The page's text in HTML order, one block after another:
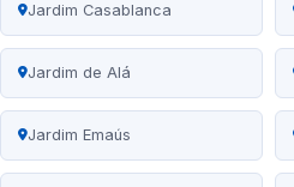
Jardim Casablanca
Jardim de Alá
Jardim Emaús